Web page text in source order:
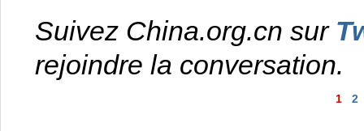
Suivez China.org.cn sur
rejoindre la conversation.
1 2